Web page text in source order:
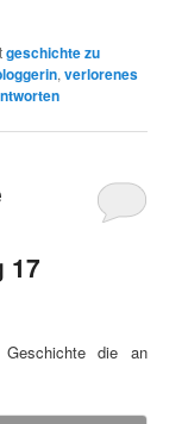
geschichte zu
,verlorenes
17
die an